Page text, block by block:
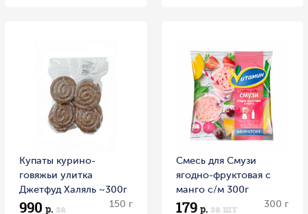
Купаты курино-
говяжьи улитка
Джетфуд Халяль ~300г
Россия
990 р. за
150 г
Смесь для Смузи
ягодно-фруктовая с
манго с/м 300г
Витамин
179 р. за шт 300 г